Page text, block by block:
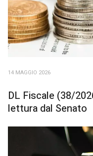
14 MAGGIO 2026
DL Fiscale (38/
lettura dal Senato